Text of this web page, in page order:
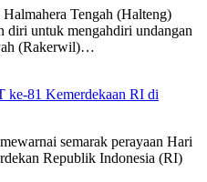
Tengah (Halteng)
diri untuk mengahdiri undangan
(Rakerwil)…
ke-81 Kemerdekaan RI di
semarak perayaan Hari
Republik Indonesia (RI)